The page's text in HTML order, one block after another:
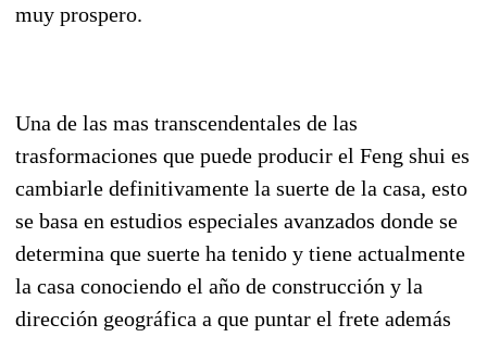
muy prospero.
Una de las mas transcendentales de las
trasformaciones que puede producir el Feng shui es
cambiarle definitivamente la suerte de la casa, esto
se basa en estudios especiales avanzados donde se
determina que suerte ha tenido y tiene actualmente
la casa conociendo el año de construcción y la
dirección geográfica a que puntar el frete además